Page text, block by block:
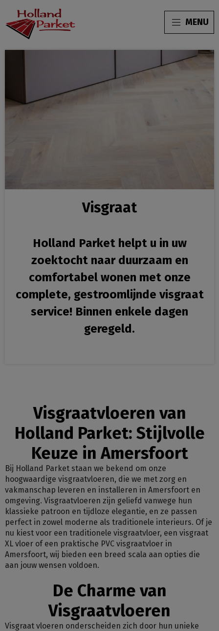
MENU
Visgraat
Holland Parket helpt u in uw
zoektocht naar duurzaam en
comfortabel wonen met onze
complete, gestroomlijnde visgraat
service! Binnen enkele dagen
geregeld.
Visgraatvloeren van
Holland Parket: Stijlvolle
Keuze in Amersfoort
Bij Holland Parket staan we bekend om onze
hoogwaardige visgraatvloeren, die we met zorg en
vakmanschap leveren en installeren in Amersfoort en
omgeving. Visgraatvloeren zijn geliefd vanwege hun
klassieke patroon en tijdloze elegantie, en ze passen
perfect in zowel moderne als traditionele interieurs. Of je
nu kiest voor een traditionele visgraatvloer, een visgraat
XL vloer of een praktische PVC visgraatvloer in
Amersfoort, wij bieden een breed scala aan opties die
aan jouw wensen voldoen.
De Charme van
Visgraatvloeren
Visgraat vloeren onderscheiden zich door hun unieke